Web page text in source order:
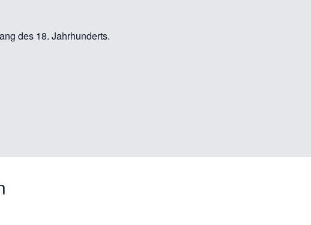
des 18. Jahrhunderts.